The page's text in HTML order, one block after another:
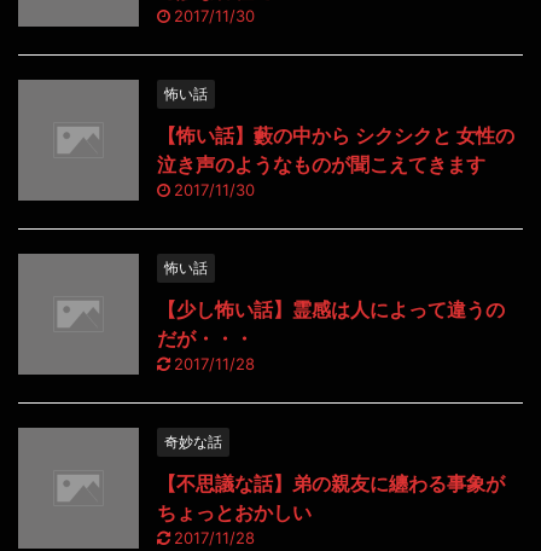
2017/11/30
怖い話
【怖い話】藪の中から シクシクと 女性の
泣き声のようなものが聞こえてきます
2017/11/30
怖い話
【少し怖い話】霊感は人によって違うの
だが・・・
2017/11/28
奇妙な話
【不思議な話】弟の親友に纏わる事象が
ちょっとおかしい
2017/11/28